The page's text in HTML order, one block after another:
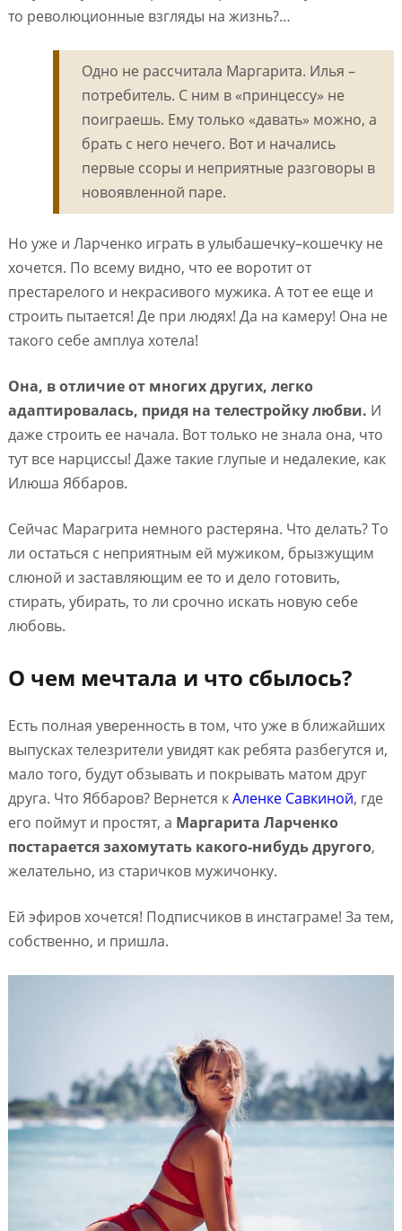
то революционные взгляды на жизнь?…
Одно не рассчитала Маргарита. Илья –
потребитель. С ним в «принцессу» не
поиграешь. Ему только «давать» можно, а
брать с него нечего. Вот и начались
первые ссоры и неприятные разговоры в
новоявленной паре.
Но уже и Ларченко играть в улыбашечку–кошечку не
хочется. По всему видно, что ее воротит от
престарелого и некрасивого мужика. А тот ее еще и
строить пытается! Де при людях! Да на камеру! Она не
такого себе амплуа хотела!
Она, в отличие от многих других, легко
адаптировалась, придя на телестройку любви. И
даже строить ее начала. Вот только не знала она, что
тут все нарциссы! Даже такие глупые и недалекие, как
Илюша Яббаров.
Сейчас Марагрита немного растеряна. Что делать? То
ли остаться с неприятным ей мужиком, брызжущим
слюной и заставляющим ее то и дело готовить,
стирать, убирать, то ли срочно искать новую себе
любовь.
О чем мечтала и что сбылось?
Есть полная уверенность в том, что уже в ближайших
выпусках телезрители увидят как ребята разбегутся и,
мало того, будут обзывать и покрывать матом друг
друга. Что Яббаров? Вернется кАленке Савкиной, где
его поймут и простят, а Маргарита Ларченко
постарается захомутать какого-нибудь другого,
желательно, из старичков мужичонку.
Ей эфиров хочется! Подписчиков в инстаграме! За тем,
собственно, и пришла.